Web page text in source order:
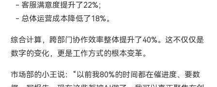
- 客服满意度提升了22%；
- 总体运营成本降低了18%。
综合计算，跨部门协作效率整体提升了40%。这不仅仅是
数字的变化，更是工作方式的根本变革。
市场部的小王说：“以前我80%的时间都在催进度、要数